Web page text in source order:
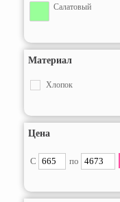
Салатовый
Материал
Хлопок
Цена
С по